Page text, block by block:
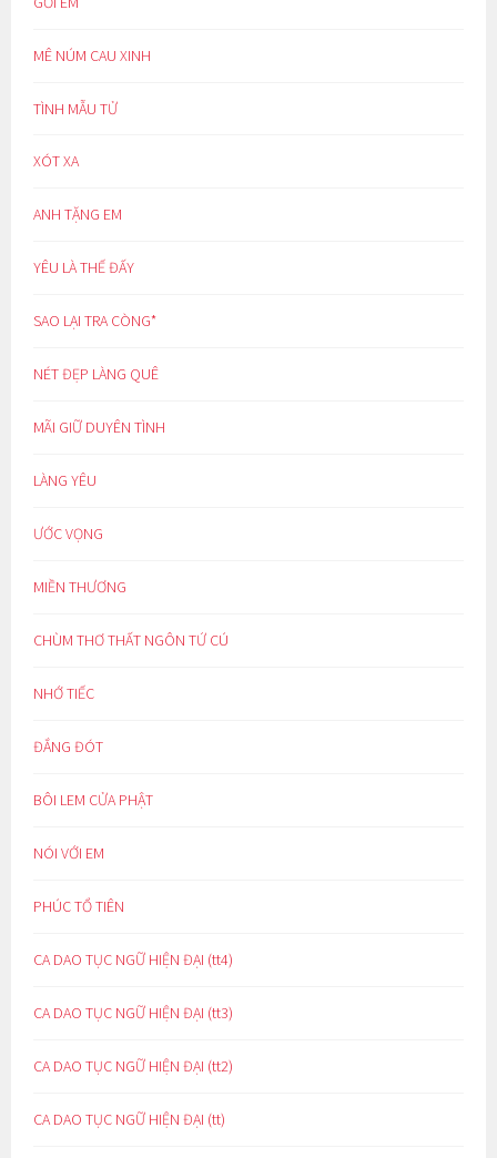
MÊ NÚM CAU XINH
TÌNH MẪU TỬ
XÓT XA
ANH TẶNG EM
YÊU LÀ THẾ ĐẤY
SAO LẠI TRA CÒNG*
NÉT ĐẸP LÀNG QUÊ
MÃI GIỮ DUYÊN TÌNH
LÀNG YÊU
ƯỚC VỌNG
MIỀN THƯƠNG
CHÙM THƠ THẤT NGÔN TỨ CÚ
NHỚ TIẾC
ĐẮNG ĐÓT
BÔI LEM CỬA PHẬT
NÓI VỚI EM
PHÚC TỔ TIÊN
CA DAO TỤC NGỮ HIỆN ĐẠI (tt4)
CA DAO TỤC NGỮ HIỆN ĐẠI (tt3)
CA DAO TỤC NGỮ HIỆN ĐẠI (tt2)
CA DAO TỤC NGỮ HIỆN ĐẠI (tt)